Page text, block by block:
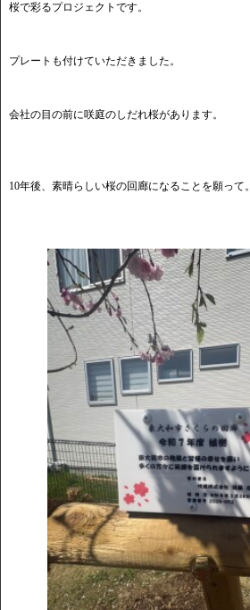
桜で彩るプロジェクトです。
プレートも付けていただきました。
会社の目の前に咲庭のしだれ桜があります。
10年後、素晴らしい桜の回廊になることを願って。